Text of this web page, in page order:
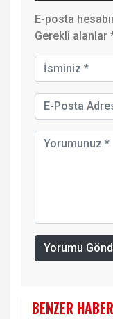
E-posta
Gerekli alanlar
Yorumu
BENZER